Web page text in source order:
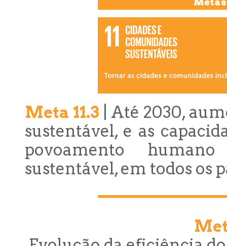
Meta 11.3 | Até 2030,
sustentável, e as
povoamento
sustentável, em todos os